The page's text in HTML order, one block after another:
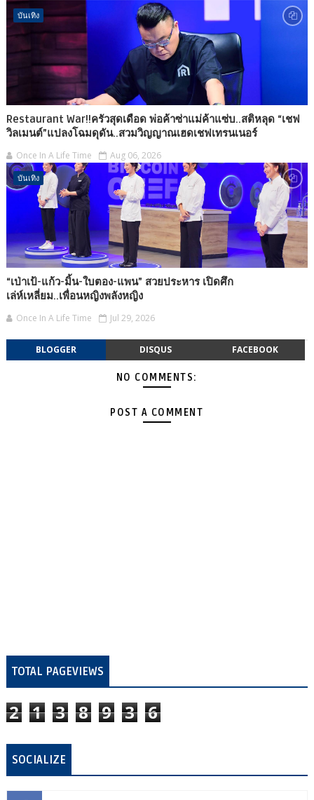
บันเทิง
Restaurant War!!ครัวสุดเดือด พ่อค้าซ่าแม่ค้าแซ่บ..สติหลุด “เชฟ
วิลเมนต์”แปลงโฉมดุดัน..สวมวิญญาณเฮดเชฟเทรนเนอร์
Once In A Life Time Aug 06, 2026
บันเทิง
“เป่าเป้-แก้ว-มิ้น-ใบตอง-แพน” สวยประหาร เปิดศึก
เล่ห์เหลี่ยม..เพื่อนหญิงพลังหญิง
Once In A Life Time Jul 29, 2026
BLOGGER DISQUS FACEBOOK
NO COMMENTS:
POST A COMMENT
TOTAL PAGEVIEWS
2 1 3 8 9 3 6
SOCIALIZE